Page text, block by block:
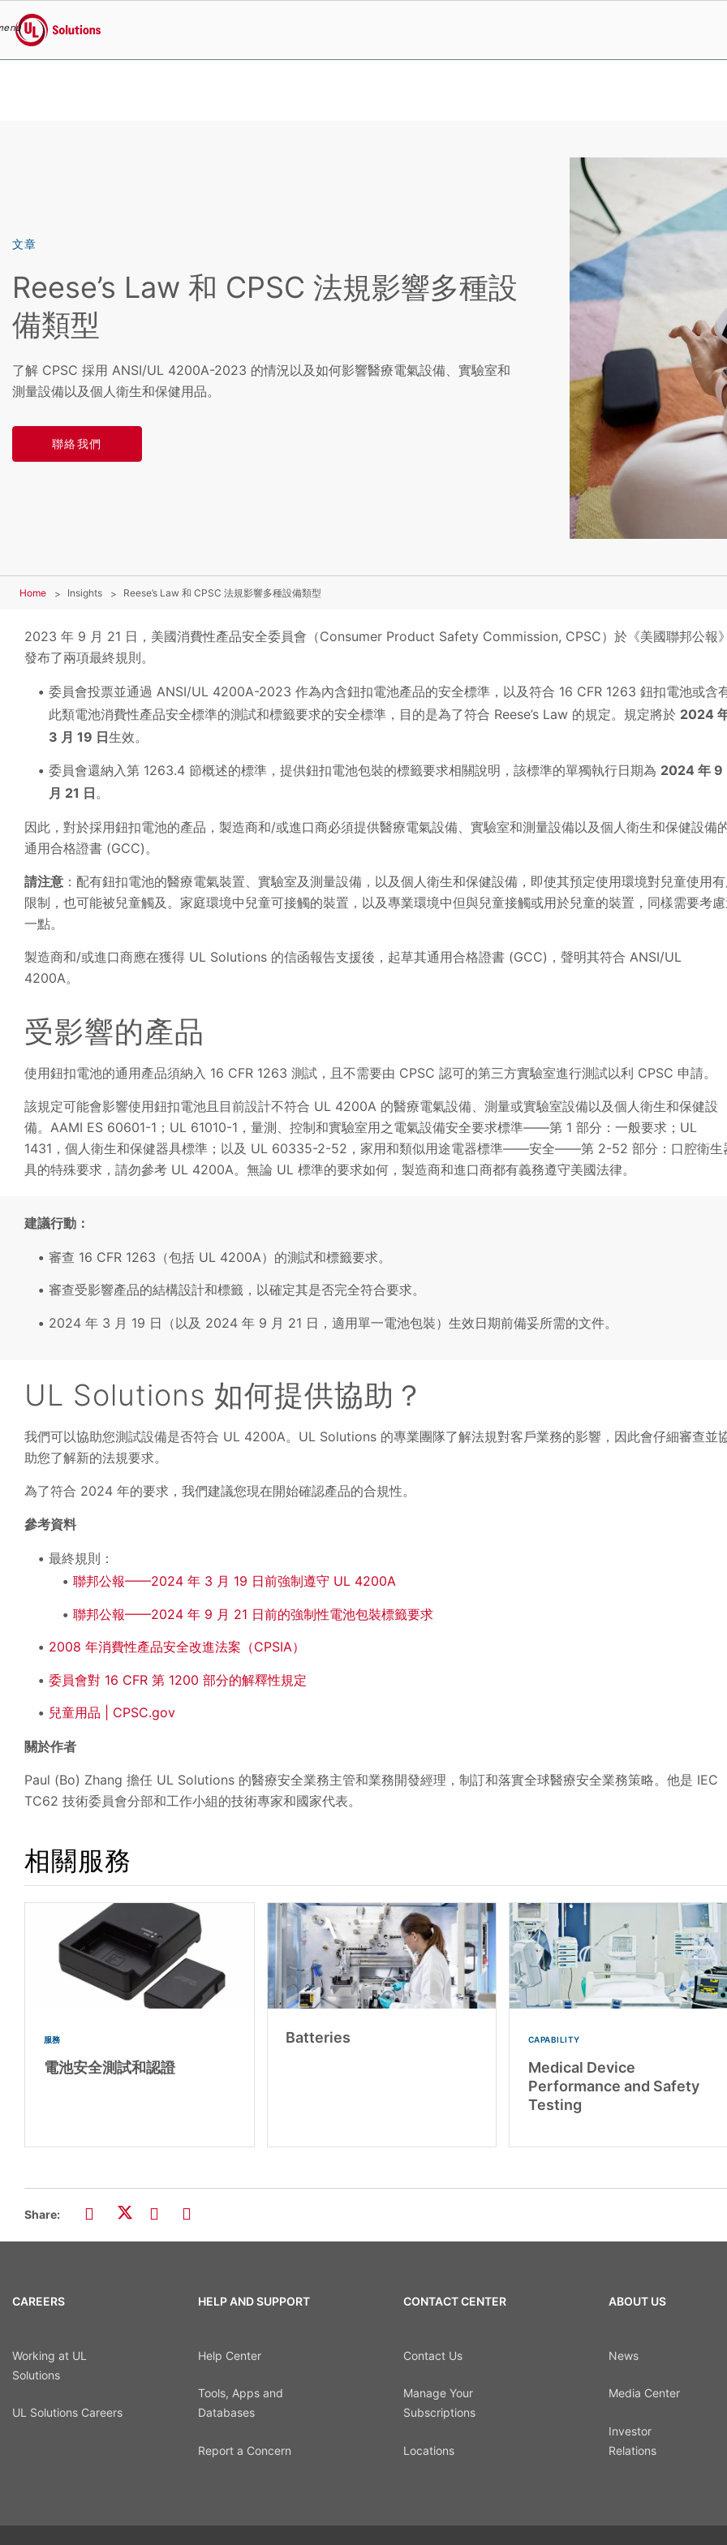
UL Solutions
文章
Reese’s Law 和 CPSC 法規影響多種設
備類型
了解 CPSC 採用 ANSI/UL 4200A-2023 的情況以及如何影響醫療電氣設備、實驗室和
測量設備以及個人衛生和保健用品。
聯絡我們
Home Insights Reese’s Law 和 CPSC 法規影響多種設備類型
2023 年 9 月 21 日，美國消費性產品安全委員會（Consumer Product Safety Commission, CPSC）於《美國聯邦公報
發布了兩項最終規則。
委員會投票並通過 ANSI/UL 4200A-2023 作為內含鈕扣電池產品的安全標準，以及符合 16 CFR 1263 鈕扣電池或含
此類電池消費性產品安全標準的測試和標籤要求的安全標準，目的是為了符合 Reese’s Law 的規定。規定將於 2024
3 月 19 日生效。
委員會還納入第 1263.4 節概述的標準，提供鈕扣電池包裝的標籤要求相關說明，該標準的單獨執行日期為 2024 年 9
月 21 日 。
因此，對於採用鈕扣電池的產品，製造商和/或進口商必須提供醫療電氣設備、實驗室和測量設備以及個人衛生和保健設備
通用合格證書 (GCC)。
請注意 ：配有鈕扣電池的醫療電氣裝置、實驗室及測量設備，以及個人衛生和保健設備，即使其預定使用環境對兒童使用
限制，也可能被兒童觸及。家庭環境中兒童可接觸的裝置，以及專業環境中但與兒童接觸或用於兒童的裝置，同樣需要考
一點。
製造商和/或進口商應在獲得 UL Solutions 的信函報告支援後，起草其通用合格證書 (GCC)，聲明其符合 ANSI/UL
4200A。
受影響的產品
使用鈕扣電池的通用產品須納入 16 CFR 1263 測試，且不需要由 CPSC 認可的第三方實驗室進行測試以利 CPSC 申請。
該規定可能會影響使用鈕扣電池且目前設計不符合 UL 4200A 的醫療電氣設備、測量或實驗室設備以及個人衛生和保健設
備。AAMI ES 60601-1；UL 61010-1，量測、控制和實驗室用之電氣設備安全要求標準——第 1 部分：一般要求；UL
1431，個人衛生和保健器具標準；以及 UL 60335-2-52，家用和類似用途電器標準——安全——第 2-52 部分：口腔衛生
具的特殊要求，請勿參考 UL 4200A。無論 UL 標準的要求如何，製造商和進口商都有義務遵守美國法律。
建議行動：
審查 16 CFR 1263（包括 UL 4200A）的測試和標籤要求。
審查受影響產品的結構設計和標籤，以確定其是否完全符合要求。
2024 年 3 月 19 日（以及 2024 年 9 月 21 日，適用單一電池包裝）生效日期前備妥所需的文件。
UL Solutions 如何提供協助？
我們可以協助您測試設備是否符合 UL 4200A。UL Solutions 的專業團隊了解法規對客戶業務的影響，因此會仔細審查並
助您了解新的法規要求。
為了符合 2024 年的要求，我們建議您現在開始確認產品的合規性。
參考資料
最終規則：
聯邦公報——2024 年 3 月 19 日前強制遵守 UL 4200A
聯邦公報——2024 年 9 月 21 日前的強制性電池包裝標籤要求
2008 年消費性產品安全改進法案（CPSIA）
委員會對 16 CFR 第 1200 部分的解釋性規定
兒童用品 | CPSC.gov
關於作者
Paul (Bo) Zhang 擔任 UL Solutions 的醫療安全業務主管和業務開發經理，制訂和落實全球醫療安全業務策略。他是 IEC
TC62 技術委員會分部和工作小組的技術專家和國家代表。
相關服務
服務
電池安全測試和認證
Batteries CAPABILITY
Medical Device
Performance and Safety
Testing
Share:
CAREERS
Working at UL
Solutions
UL Solutions Careers
HELP AND SUPPORT
Help Center
Tools, Apps and
Databases
Report a Concern
CONTACT CENTER
Contact Us
Manage Your
Subscriptions
Locations
ABOUT US
News
Media Center
Investor
Relations